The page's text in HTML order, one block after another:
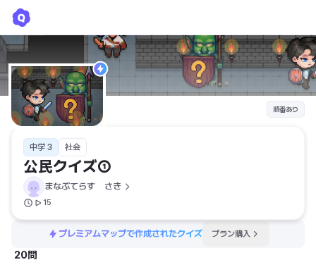
順番あり
中学 3 社会
公民クイズ①
まなぶてらす　さき
15
プレミアムマップで作成されたクイズ プラン購入
20問